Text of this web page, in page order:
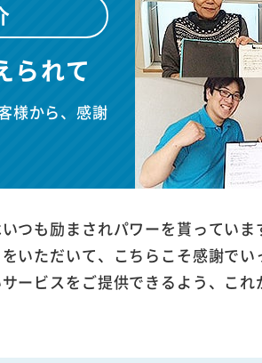
られて
様から、感謝
つも励まされパワーを貰ってい
いただいて、こちらこそ感謝で
ービスをご提供できるよう、こ